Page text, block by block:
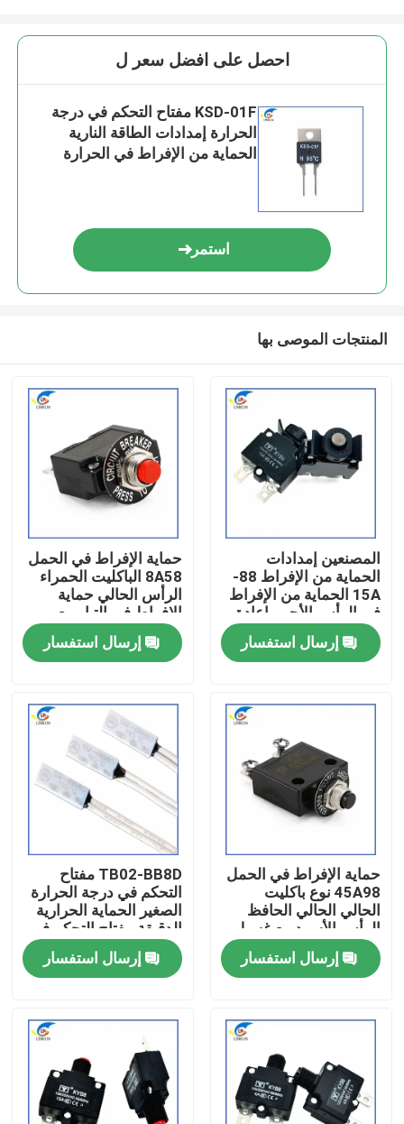
المنزل
المنتجات
حولنا
جولة في المصنع
مراقبة الجودة
اتصل بنا
القضايا
PTC الثرمستور
احصل على افضل سعر ل
KSD-01F مفتاح التحكم في درجة
الحرارة إمدادات الطاقة النارية
الحماية من الإفراط في الحرارة
استمر
المنتجات الموصى بها
المصنعين إمدادات
الحماية من الإفراط 88-
15A الحماية من الإفراط
في الرأس الأحمر إعادة
تعيين الدوائر المباشرة
يدويا
إرسال استفسار
حماية الإفراط في الحمل
8A58 الباكليت الحمراء
الرأس الحالي حماية
الإفراط في التيار مع
غسيل الجوز
إرسال استفسار
حماية الإفراط في الحمل
45A98 نوع باكليت
الحالي الحالي الحافظ
الرأس الأسود مع غسيل
الجوز
إرسال استفسار
TB02-BB8D مفتاح
التحكم في درجة الحرارة
الصغير الحماية الحرارية
الدقيقة مفتاح التحكم في
درجة الحرارة الحرارة
إرسال استفسار